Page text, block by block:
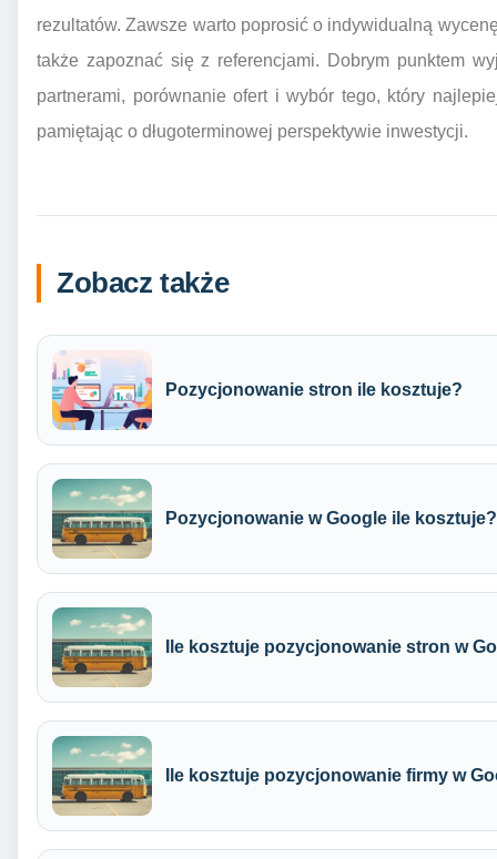
rezultatów. Zawsze warto poprosić o indywidualną
także zapoznać się z referencjami. Dobrym punktem
partnerami, porównanie ofert i wybór tego, który
pamiętając o długoterminowej perspektywie inwestycji.
Zobacz także
Pozycjonowanie stron ile kosztuje?
Pozycjonowanie w Google ile kosztuje?
Ile kosztuje pozycjonowanie stron w
Ile kosztuje pozycjonowanie firmy w